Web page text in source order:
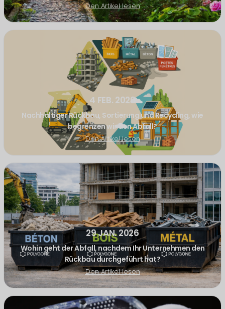
Den Artikel lesen
4 FEB. 2026
Nachhaltiger Rückbau, Sortierung und Recycling, wie
begrenzen wir den Abfall?
Den Artikel lesen
29 JAN. 2026
Wohin geht der Abfall, nachdem Ihr Unternehmen den
Rückbau durchgeführt hat?
Den Artikel lesen